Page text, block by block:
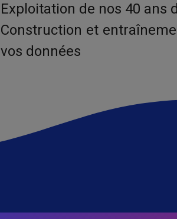
Exploitation de nos 40 ans
Construction et
vos données